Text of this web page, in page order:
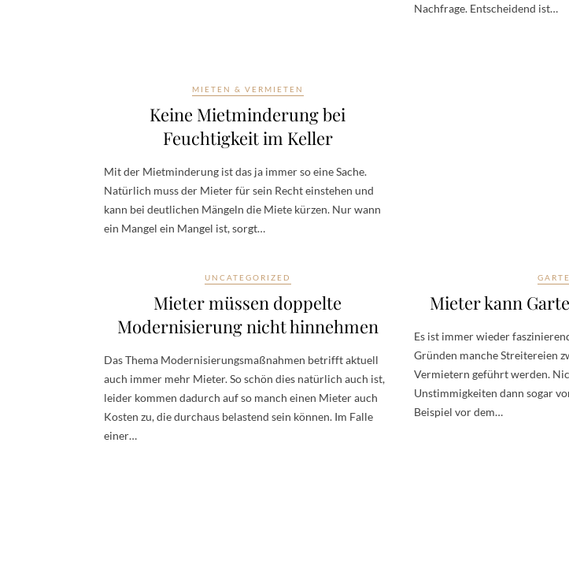
MIETEN & VERMIETEN
Keine Mietminderung bei
Feuchtigkeit im Keller
Mit der Mietminderung ist das ja immer so eine Sache.
Natürlich muss der Mieter für sein Recht einstehen und
kann bei deutlichen Mängeln die Miete kürzen. Nur wann
ein Mangel ein Mangel ist, sorgt…
Nachfrage. Entscheidend ist…
UNCATEGORIZED
Mieter müssen doppelte
Modernisierung nicht hinnehmen
Das Thema Modernisierungsmaßnahmen betrifft aktuell
auch immer mehr Mieter. So schön dies natürlich auch ist,
leider kommen dadurch auf so manch einen Mieter auch
Kosten zu, die durchaus belastend sein können. Im Falle
einer…
Mieter kann
Es ist immer wieder
Gründen manche Streitereien
Vermietern geführt werden.
Unstimmigkeiten dann sogar
Beispiel vor dem…